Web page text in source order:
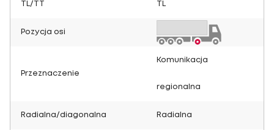
TL/TT
Pozycja osi
Przeznaczenie
Komunikacja
regionalna
Radialna/diagonalna Radialna